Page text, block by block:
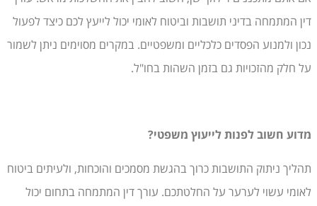
דין המתמחה בדיני תושבות וביטוח לאומי יכול לייעץ לכם כיצד לפעול
נכון ולמנוע הפסדים כלכליים ומשפטיים. במקרים מסוימים ניתן לשמור
על חלק מהזכויות גם בזמן השהות בחו"ל.
מדוע חשוב לפנות לייעוץ משפטי?
תהליך ניתוק התושבות כרוך בהגשת מסמכים והוכחות, ולעיתים ביטוח
לאומי עשוי לערער על החלטתכם. עורך דין המתמחה בתחום יכול